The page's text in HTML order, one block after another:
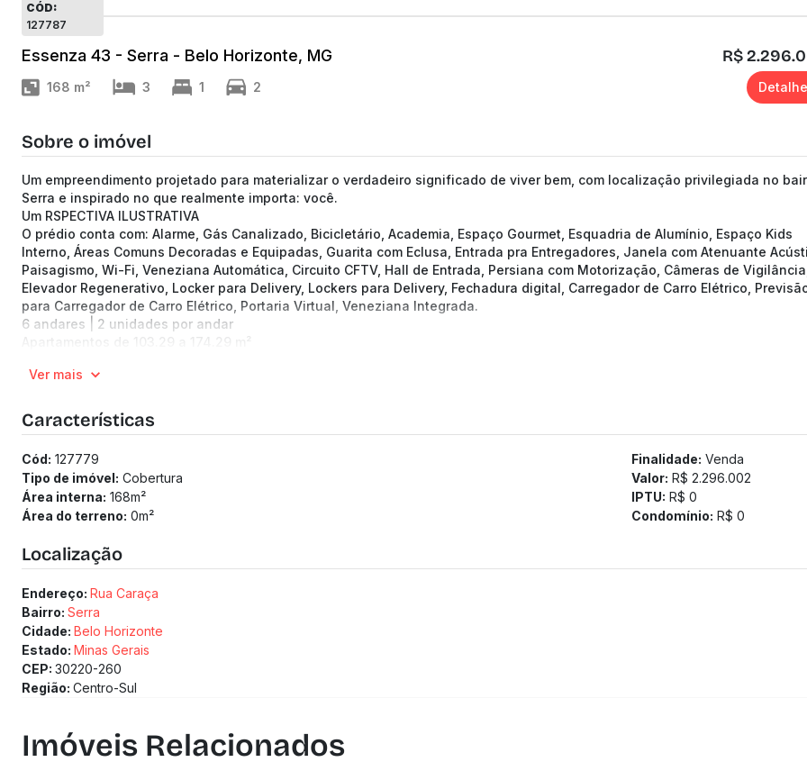
CÓD:
127787
Essenza 43 - Serra - Belo Horizonte, MG R$
168 m² 3 1 2
Sobre o imóvel
Um empreendimento projetado para materializar o verdadeiro significado de viver bem, com localização privilegiada no
Serra e inspirado no que realmente importa: você.
Um RSPECTIVA ILUSTRATIVA
O prédio conta com: Alarme, Gás Canalizado, Bicicletário, Academia, Espaço Gourmet, Esquadria de Alumínio, Espaço Kids
Interno, Áreas Comuns Decoradas e Equipadas, Guarita com Eclusa, Entrada pra Entregadores, Janela com Atenuante
Paisagismo, Wi-Fi, Veneziana Automática, Circuito CFTV, Hall de Entrada, Persiana com Motorização, Câmeras de Vigilância,
Elevador Regenerativo, Locker para Delivery, Lockers para Delivery, Fechadura digital, Carregador de Carro Elétrico,
para Carregador de Carro Elétrico, Portaria Virtual, Veneziana Integrada.
6 andares | 2 unidades por andar
Apartamentos de 103.29 a 174.29 m²
1 a 2 vagas
Medidor de água individualizado
Medidor de gás individualizado
Ver mais
Características
Cód: 127779
Tipo de imóvel: Cobertura
Área interna: 168m²
Área do terreno: 0m²
Finalidade: Venda
Valor: R$ 2.296.002
IPTU: R$ 0
Condomínio: R$ 0
Localização
Endereço: Rua Caraça
Bairro: Serra
Cidade: Belo Horizonte
Estado: Minas Gerais
CEP: 30220-260
Região: Centro-Sul
Imóveis Relacionados